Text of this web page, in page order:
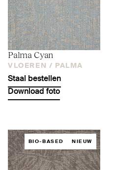
Palma Cyan
VLOEREN / PALMA
Staal bestellen
Download foto
BIO-BASED NIEUW